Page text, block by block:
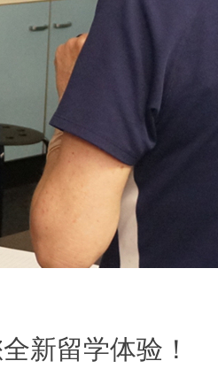
新留学体验！